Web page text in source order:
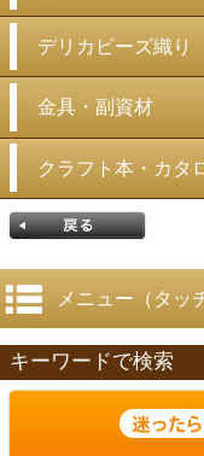
デリカビーズ織り
金具・副資材
クラフト本・カタ
戻る
メニュー（タッ
キーワードで検索